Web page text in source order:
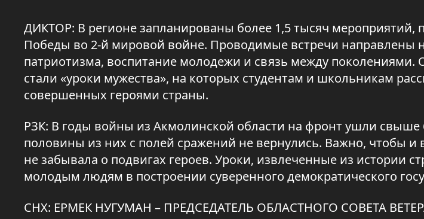
ДИКТОР: В регионе запланированы более 1,5 тысяч
Победы во 2-й мировой войне. Проводимые встречи направлены
патриотизма, воспитание молодежи и связь между
стали «уроки мужества», на которых студентам и школьникам
совершенных героями страны.
РЗК: В годы войны из Акмолинской области на фронт ушли свыше
половины из них с полей сражений не вернулись. Важно, чтобы
не забывала о подвигах героев. Уроки, извлеченные из истории
молодым людям в построении суверенного демократического
СНХ: ЕРМЕК НУГУМАН – ПРЕДСЕДАТЕЛЬ ОБЛАСТНОГО СОВЕТА